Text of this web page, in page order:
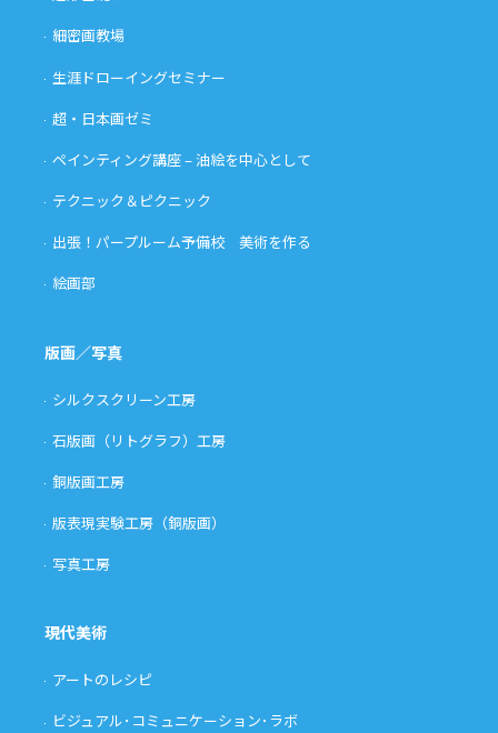
細密画教場
生涯ドローイングセミナー
超・日本画ゼミ
ペインティング講座 – 油絵を中心として
テクニック＆ピクニック
出張！パープルーム予備校 美術を作る
絵画部
版画／写真
シルクスクリーン工房
石版画（リトグラフ）工房
銅版画工房
版表現実験工房（銅版画）
写真工房
現代美術
アートのレシピ
ビジュアル･コミュニケーション･ラボ